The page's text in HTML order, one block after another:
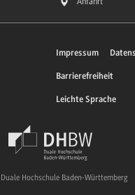
Impressum
Barrierefreiheit
Leichte Sprache
Hochschule Baden-Württemberg